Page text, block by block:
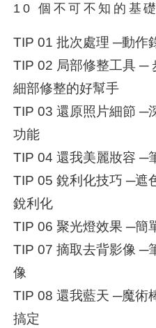
10 個不可不知的基
TIP 01 批次處理 ─動作
TIP 02 局部修整工具 ─
細部修整的好幫手
TIP 03 還原照片細節 ─
功能
TIP 04 還我美麗妝容 ─
TIP 05 銳利化技巧 ─遮
銳利化
TIP 06 聚光燈效果 ─簡
TIP 07 摘取去背影像 ─
像
TIP 08 還我藍天 ─魔術
搞定